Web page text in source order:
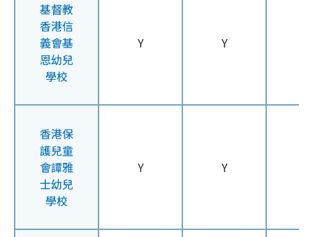
基督教
香港信
義會基
恩幼兒
學校
Y Y
香港保
護兒童
會譚雅
士幼兒
學校
Y Y